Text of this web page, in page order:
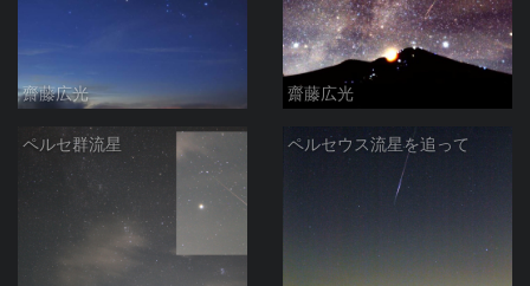
齋藤広光 齋藤広光
ペルセ群流星 ペルセウス流星を追って